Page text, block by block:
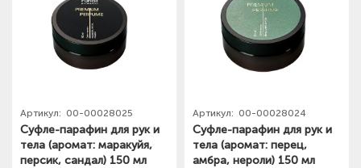
Артикул: 00-00028025
Суфле-парафин для рук и
тела (аромат: маракуйя,
персик, сандал) 150 мл
Артикул: 00-00028024
Суфле-парафин для рук и
тела (аромат: перец,
амбра, нероли) 150 мл